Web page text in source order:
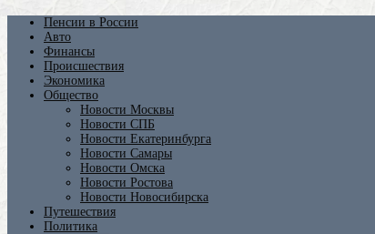
Пенсии в России
Авто
Финансы
Происшествия
Экономика
Общество
Новости Москвы
Новости СПБ
Новости Екатеринбурга
Новости Самары
Новости Омска
Новости Ростова
Новости Новосибирска
Путешествия
Политика